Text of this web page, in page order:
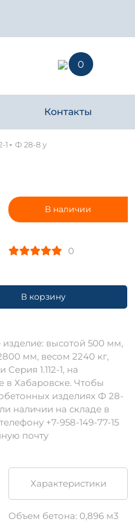
0
Контакты
1 - Ф 28-8 у
В наличии
0
В корзину
высотой 500 мм,
мм, весом 2240 кг,
Серия 1.112-1, на
в Хабаровске. Чтобы
изделиях Ф 28-
наличии на складе в
+7-958-149-77-15
почту
Характеристики
Объем бетона: 0,896 м3